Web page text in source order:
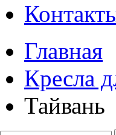
Главная
Кресла
Тайвань